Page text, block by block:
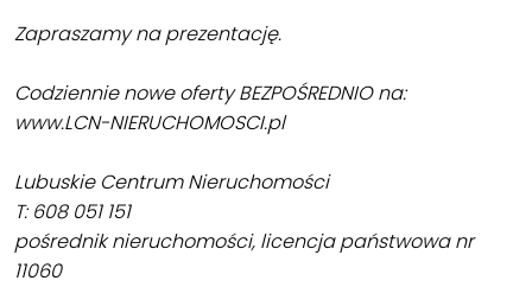
Zapraszamy na prezentację.
Codziennie nowe oferty BEZPOŚREDNIO na:
www.LCN-NIERUCHOMOSCI.pl
Lubuskie Centrum Nieruchomości
T: 608 051 151
pośrednik nieruchomości, licencja państwowa nr
11060